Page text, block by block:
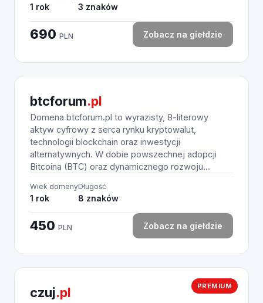
1 rok 3 znaków
690 PLN Zobacz na giełdzie
btcforum.pl
Domena btcforum.pl to wyrazisty, 8-literowy
aktyw cyfrowy z serca rynku kryptowalut,
technologii blockchain oraz inwestycji
alternatywnych. W dobie powszechnej adopcji
Bitcoina (BTC) oraz dynamicznego rozwoju...
Wiek domeny
1 rok
Długość
8 znaków
450 PLN Zobacz na giełdzie
PREMIUM
czuj.pl